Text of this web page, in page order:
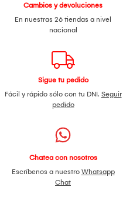
Cambios y devoluciones
En nuestras 26 tiendas a nivel
nacional
Sigue tu pedido
Fácil y rápido sólo con tu DNI. Seguir
pedido
Chatea con nosotros
Escríbenos a nuestro Whatsapp
Chat